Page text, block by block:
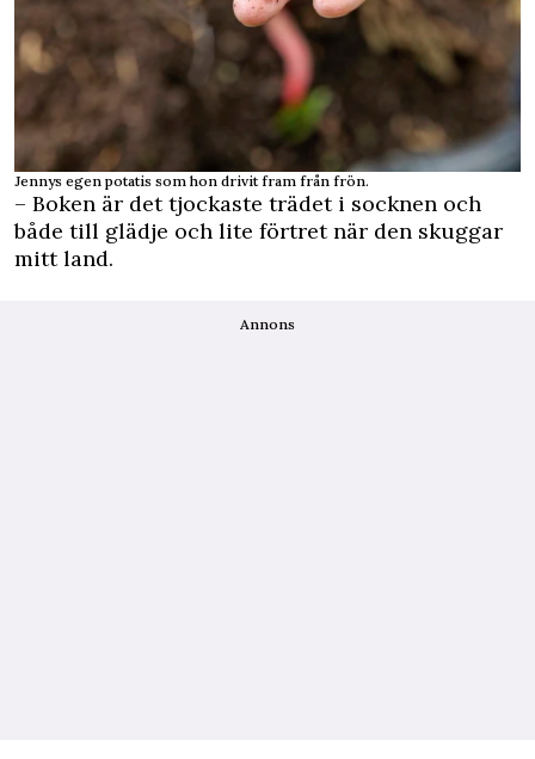
Jennys egen potatis som hon drivit fram från frön.
– Boken är det tjockaste trädet i socknen och
både till glädje och lite förtret när den skuggar
mitt land.
Annons